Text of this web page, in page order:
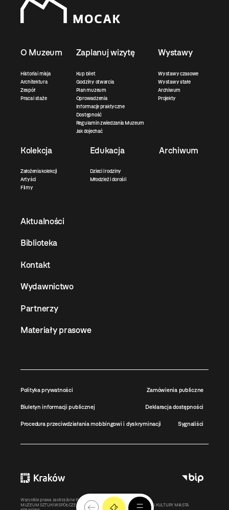
O Muzeum
Historia i misja
Architektura
Zespół
Praca i staże
Zaplanuj wizytę
Kup bilet
Godziny otwarcia
Plan muzeum
Oprowadzenia
Informacje praktyczne
Dostępność
Regulamin zwiedzania Muzeum
Jak dojechać
Wystawy
Wystawy czasowe
Wystawy stałe
Archiwum
Projekty
Kolekcja
Założenia kolekcji
Artyści
Filmy
Edukacja
Dzieci i rodziny
Młodzież i dorośli
Archiwum
Aktualności
Biblioteka
Kontakt
Wydawnictwo
Partnerzy
Materiały prasowe
Polityka prywatności Zamówienia publiczne
Biuletyn informacji publicznej Deklaracja dostępności
Procedura przeciwdziałania mobbingowi i dyskryminacji Sygnaliści
Wszystkie prawa zastrzeżone ©MOCAK
2011-2026
MUZEUM SZTUKI WSPÓŁCZESNEJ W KRAKOWIE MOCAK – INSTYTUCJA KULTURY MIASTA